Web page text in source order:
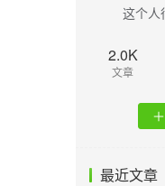
这个人
2.0K
文章
最近文章